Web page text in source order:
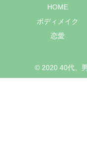
HOME
ボディメイク
恋愛
© 2020 40代、